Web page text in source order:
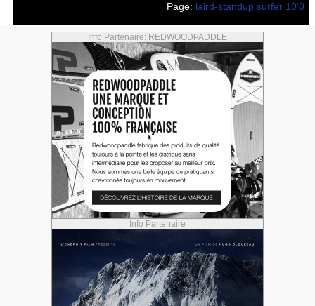
Page: laird-standup surfer 10'0
Info Partenaire: REDWOODPADDLE
Info Partenaire